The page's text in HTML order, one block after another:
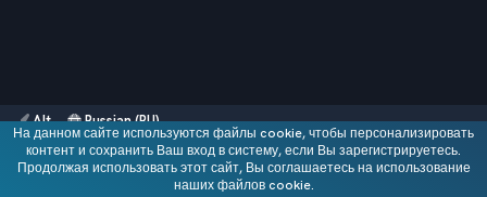
Alt
Russian (RU)
Обратная связь
Условия и правила
Политика конфиденциальности
Помощь
R
На данном сайте используются файлы cookie, чтобы персонализировать
контент и сохранить Ваш вход в систему, если Вы зарегистрируетесь.
Продолжая использовать этот сайт, Вы соглашаетесь на использование
наших файлов cookie.